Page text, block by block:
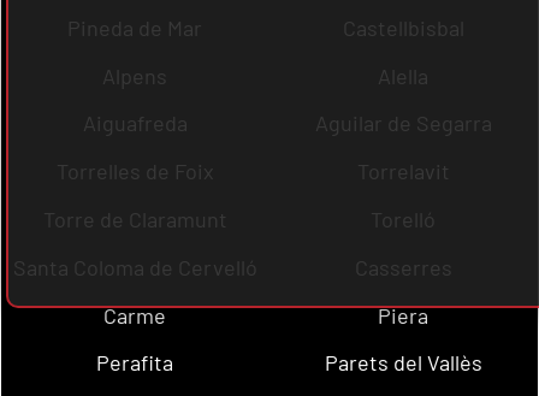
Pineda de Mar
Castellbisbal
Alpens
Alella
Aiguafreda
Aguilar de Segarra
Torrelles de Foix
Torrelavit
Torre de Claramunt
Torelló
Santa Coloma de Cervelló
Casserres
Carme
Piera
Perafita
Parets del Vallès